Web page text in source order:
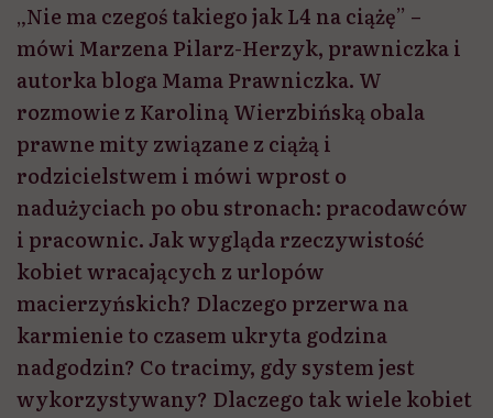
„Nie ma czegoś takiego jak L4 na ciążę” –
mówi Marzena Pilarz-Herzyk, prawniczka i
autorka bloga Mama Prawniczka. W
rozmowie z Karoliną Wierzbińską obala
prawne mity związane z ciążą i
rodzicielstwem i mówi wprost o
nadużyciach po obu stronach: pracodawców
i pracownic. Jak wygląda rzeczywistość
kobiet wracających z urlopów
macierzyńskich? Dlaczego przerwa na
karmienie to czasem ukryta godzina
nadgodzin? Co tracimy, gdy system jest
wykorzystywany? Dlaczego tak wiele kobiet